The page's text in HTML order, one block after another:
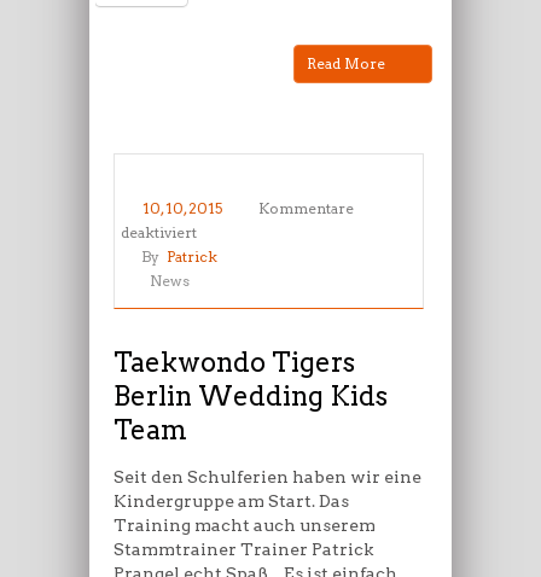
Read More
10, 10, 2015
Kommentare
deaktiviertfür
Taekwondo
Team
By Patrick
News
Taekwondo Tigers
Berlin Wedding Kids
Team
Seit den Schulferien haben wir eine
Kindergruppe am Start. Das
Training macht auch unserem
Stammtrainer Trainer Patrick